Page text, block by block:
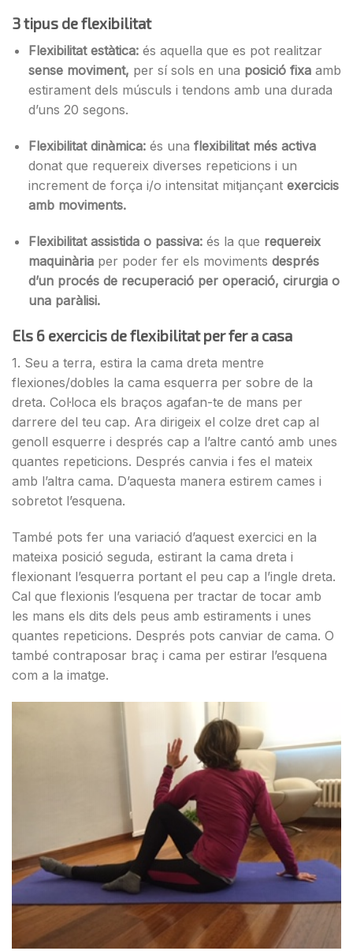
3 tipus de flexibilitat
Flexibilitat estàtica:és aquella que es pot realitzar
sense moviment, per sí sols en una posició fixaamb
estirament dels músculs i tendons amb una durada
d’uns 20 segons.
Flexibilitat dinàmica:és una flexibilitat més activa
donat que requereix diverses repeticions i un
increment de força i/o intensitat mitjançantexercicis
amb moviments.
Flexibilitat assistida o passiva:és la que requereix
maquinàriaper poder fer els moviments després
d’un procés de recuperació per operació, cirurgia o
una paràlisi.
Els 6 exercicis de flexibilitatper fer a casa
1. Seu a terra, estira la cama dreta mentre
flexiones/dobles la cama esquerra per sobre de la
dreta. Col·loca els braços agafan-te de mans per
darrere del teu cap. Ara dirigeix el colze dret cap al
genoll esquerre i després cap a l’altre cantó amb unes
quantes repeticions. Després canvia i fes el mateix
amb l’altra cama. D’aquesta manera estirem cames i
sobretot l’esquena.
També pots fer una variació d’aquest exercici en la
mateixa posició seguda, estirant la cama dreta i
flexionant l’esquerra portant el peu cap a l’ingle dreta.
Cal que flexionis l’esquena per tractar de tocar amb
les mans els dits dels peus amb estiraments i unes
quantes repeticions. Després pots canviar de cama. O
també contraposar braç i cama per estirar l’esquena
com a la imatge.